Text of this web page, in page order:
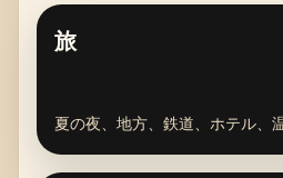
旅
夏の夜、地方、鉄道、ホテル、